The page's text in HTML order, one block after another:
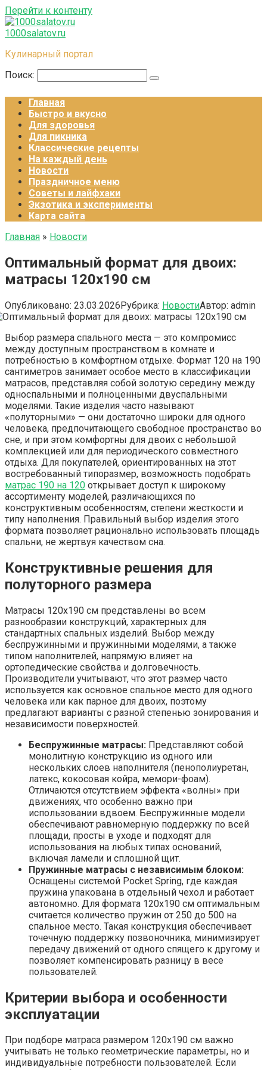
Перейти к контенту
1000salatov.ru
Кулинарный портал
Поиск:
Главная
Быстро и вкусно
Для здоровья
Для пикника
Классические рецепты
На каждый день
Новости
Праздничное меню
Советы и лайфхаки
Экзотика и эксперименты
Карта сайта
Главная » Новости
Оптимальный формат для двоих:
матрасы 120х190 см
Опубликовано: 23.03.2026Рубрика: НовостиАвтор: admin
Выбор размера спального места — это компромисс
между доступным пространством в комнате и
потребностью в комфортном отдыхе. Формат 120 на 190
сантиметров занимает особое место в классификации
матрасов, представляя собой золотую середину между
односпальными и полноценными двуспальными
моделями. Такие изделия часто называют
«полуторными» — они достаточно широки для одного
человека, предпочитающего свободное пространство во
сне, и при этом комфортны для двоих с небольшой
комплекцией или для периодического совместного
отдыха. Для покупателей, ориентированных на этот
востребованный типоразмер, возможность подобрать
матрас 190 на 120 открывает доступ к широкому
ассортименту моделей, различающихся по
конструктивным особенностям, степени жесткости и
типу наполнения. Правильный выбор изделия этого
формата позволяет рационально использовать площадь
спальни, не жертвуя качеством сна.
Конструктивные решения для
полуторного размера
Матрасы 120х190 см представлены во всем
разнообразии конструкций, характерных для
стандартных спальных изделий. Выбор между
беспружинными и пружинными моделями, а также
типом наполнителей, напрямую влияет на
ортопедические свойства и долговечность.
Производители учитывают, что этот размер часто
используется как основное спальное место для одного
человека или как парное для двоих, поэтому
предлагают варианты с разной степенью зонирования и
независимости поверхностей.
Беспружинные матрасы: Представляют собой
монолитную конструкцию из одного или
нескольких слоев наполнителя (пенополиуретан,
латекс, кокосовая койра, мемори-фоам).
Отличаются отсутствием эффекта «волны» при
движениях, что особенно важно при
использовании вдвоем. Беспружинные модели
обеспечивают равномерную поддержку по всей
площади, просты в уходе и подходят для
использования на любых типах оснований,
включая ламели и сплошной щит.
Пружинные матрасы с независимым блоком:
Оснащены системой Pocket Spring, где каждая
пружина упакована в отдельный чехол и работает
автономно. Для формата 120х190 см оптимальным
считается количество пружин от 250 до 500 на
спальное место. Такая конструкция обеспечивает
точечную поддержку позвоночника, минимизирует
передачу движений от одного спящего к другому и
позволяет компенсировать разницу в весе
пользователей.
Критерии выбора и особенности
эксплуатации
При подборе матраса размером 120х190 см важно
учитывать не только геометрические параметры, но и
индивидуальные потребности пользователей. Если